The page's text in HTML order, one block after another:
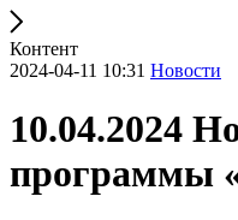
Контент
2024-04-11 10:31 Новости
10.04.2024
программы